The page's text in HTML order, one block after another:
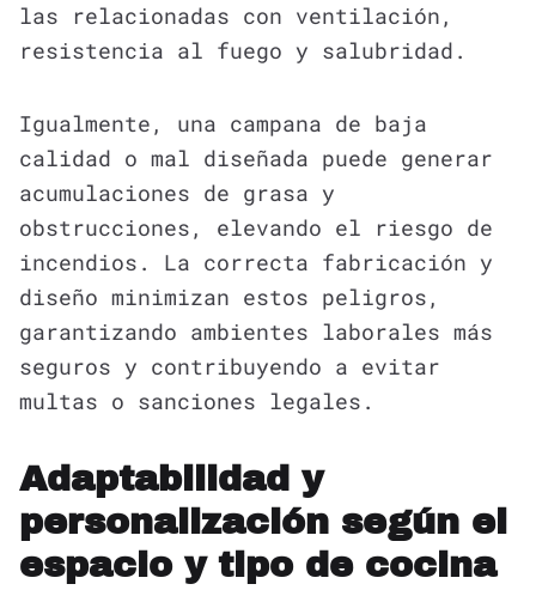
las relacionadas con ventilación,
resistencia al fuego y salubridad.
Igualmente, una campana de baja
calidad o mal diseñada puede generar
acumulaciones de grasa y
obstrucciones, elevando el riesgo de
incendios. La correcta fabricación y
diseño minimizan estos peligros,
garantizando ambientes laborales más
seguros y contribuyendo a evitar
multas o sanciones legales.
Adaptabilidad y
personalización según el
espacio y tipo de cocina